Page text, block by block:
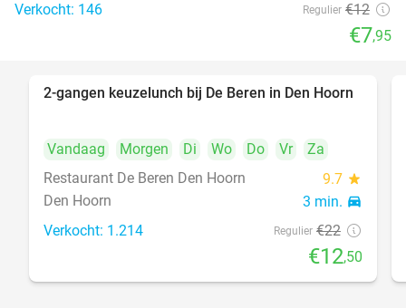
Verkocht: 146 Regulier €12
€7,95
43%
2-gangen keuzelunch bij De Beren in Den Hoorn
Vandaag Morgen Di Wo Do Vr
Za
Restaurant De Beren Den Hoorn
9.7 star
Den Hoorn 3 min. directions_car
Verkocht: 1.214 Regulier €22
€12,50